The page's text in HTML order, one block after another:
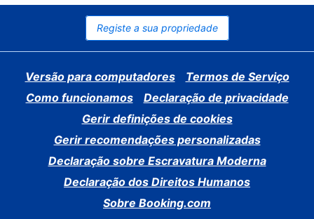
Registe a sua propriedade
Versão para computadores
Termos de Serviço
Como funcionamos
Declaração de privacidade
Gerir definições de cookies
Gerir recomendações personalizadas
Declaração sobre Escravatura Moderna
Declaração dos Direitos Humanos
Sobre Booking.com